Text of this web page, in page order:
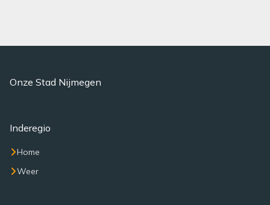
Onze Stad Nijmegen
Inderegio
Home
Weer